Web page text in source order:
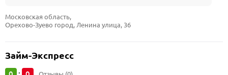
Московская область,
Орехово-Зуево город, Ленина улица, 36
Займ-Экспресс